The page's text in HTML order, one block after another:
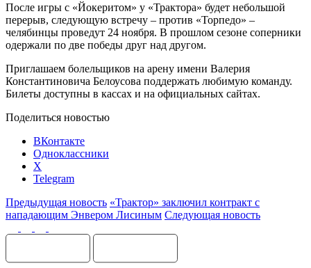
После игры с «Йокеритом» у «Трактора» будет небольшой
перерыв, следующую встречу – против «Торпедо» –
челябинцы проведут 24 ноября. В прошлом сезоне соперники
одержали по две победы друг над другом.
Приглашаем болельщиков на арену имени Валерия
Константиновича Белоусова поддержать любимую команду.
Билеты доступны в кассах и на официальных сайтах.
Поделиться новостью
ВКонтакте
Одноклассники
X
Telegram
Предыдущая новость «Трактор» заключил контракт с
нападающим Энвером Лисиным Следующая новость